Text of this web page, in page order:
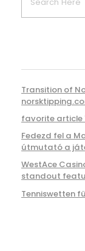
Transition of
favorite article
Fedezd fel a
útmutató a
WestAce
standout
Tenniswetten